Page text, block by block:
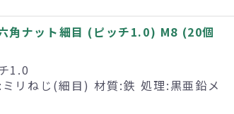
角ナット細目 (ピッチ1.0) M8 (20個
1.0
リねじ(細目) 材質:鉄 処理:黒亜鉛メ